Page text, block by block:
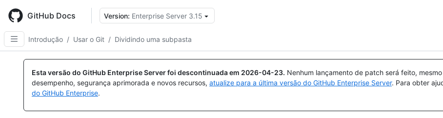
main
content
GitHub Docs Version: Enterprise Server 3.15
Introdução / Usar o Git / Dividindo uma subpasta
Esta versão do GitHub Enterprise Server foi descontinuada em 2026-04-23. Nenhum lançamento de patch será feito,
desempenho, segurança aprimorada e novos recursos, atualize para a última versão do GitHub Enterprise Server. Para obter
do GitHub Enterprise.